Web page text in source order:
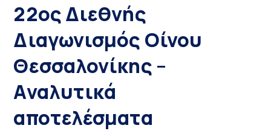
22ος Διεθνής
Διαγωνισμός Οίνου
Θεσσαλονίκης –
Αναλυτικά
αποτελέσματα